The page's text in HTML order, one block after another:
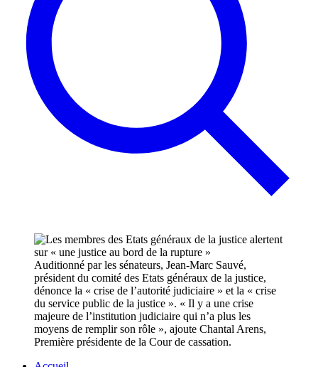
Auditionné par les sénateurs, Jean-Marc Sauvé,
président du comité des Etats généraux de la justice,
dénonce la « crise de l’autorité judiciaire » et la « crise
du service public de la justice ». « Il y a une crise
majeure de l’institution judiciaire qui n’a plus les
moyens de remplir son rôle », ajoute Chantal Arens,
Première présidente de la Cour de cassation.